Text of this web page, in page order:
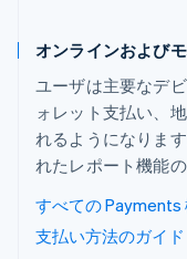
オンラインおよび
ユーザは主要なデ
ォレット支払い、
れるようになりま
れたレポート機能
すべての Payments
支払い方法のガイド